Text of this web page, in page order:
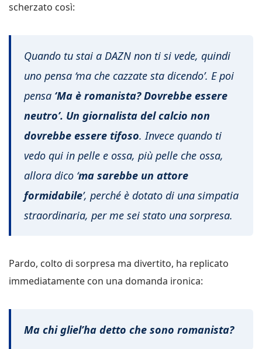
scherzato così:
Quando tu stai a DAZN non ti si vede, quindi
uno pensa ‘ma che cazzate sta dicendo’. E poi
pensa ‘Ma è romanista? Dovrebbe essere
neutro’. Un giornalista del calcio non
dovrebbe essere tifoso. Invece quando ti
vedo qui in pelle e ossa, più pelle che ossa,
allora dico ‘ma sarebbe un attore
formidabile’, perché è dotato di una simpatia
straordinaria, per me sei stato una sorpresa.
Pardo, colto di sorpresa ma divertito, ha replicato
immediatamente con una domanda ironica:
Ma chi gliel’ha detto che sono romanista?